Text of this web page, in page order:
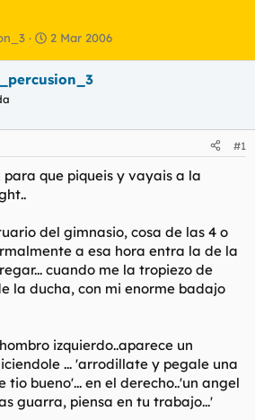
F
h
e
i
o
2 Mar 2006
#1
para que piqueis y vayais a la
del gimnasio, cosa de las 4 o
a esa hora entra la de la
cuando me la tropiezo de
la ducha, con mi enorme badajo
izquierdo..aparece un
... 'arrodillate y pegale una
tio bueno'... en el derecho..'un angel
guarra, piensa en tu trabajo...'